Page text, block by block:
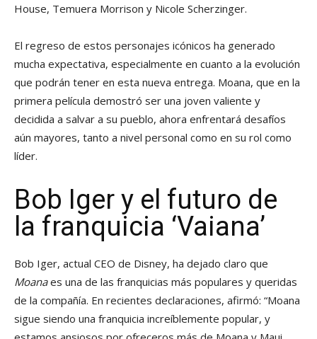
House, Temuera Morrison y Nicole Scherzinger.
El regreso de estos personajes icónicos ha generado
mucha expectativa, especialmente en cuanto a la evolución
que podrán tener en esta nueva entrega. Moana, que en la
primera película demostró ser una joven valiente y
decidida a salvar a su pueblo, ahora enfrentará desafíos
aún mayores, tanto a nivel personal como en su rol como
líder.
Bob Iger y el futuro de
la franquicia ‘Vaiana’
Bob Iger, actual CEO de Disney, ha dejado claro que
Moanaes una de las franquicias más populares y queridas
de la compañía. En recientes declaraciones, afirmó: “Moana
sigue siendo una franquicia increíblemente popular, y